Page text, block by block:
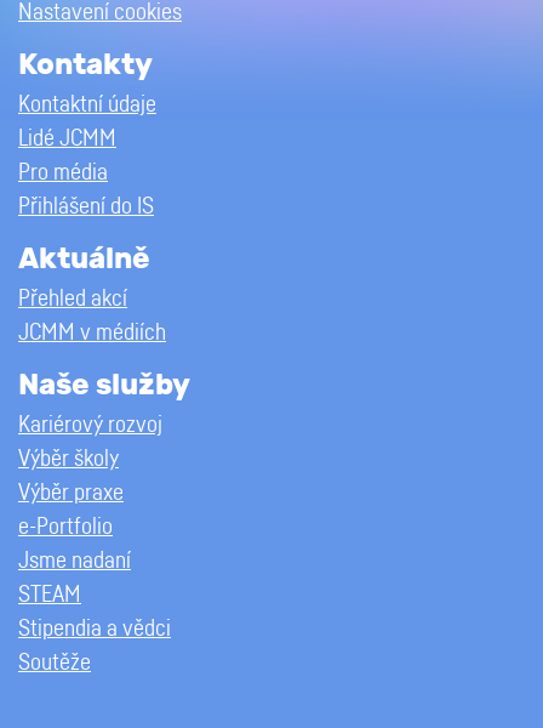
Nastavení cookies
Kontakty
Kontaktní údaje
Lidé JCMM
Pro média
Přihlášení do IS
Aktuálně
Přehled akcí
JCMM v médiích
Naše služby
Kariérový rozvoj
Výběr školy
Výběr praxe
e-Portfolio
Jsme nadaní
STEAM
Stipendia a vědci
Soutěže